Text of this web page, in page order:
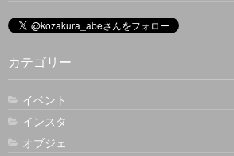
カテゴリー
イベント
インスタ
オブジェ